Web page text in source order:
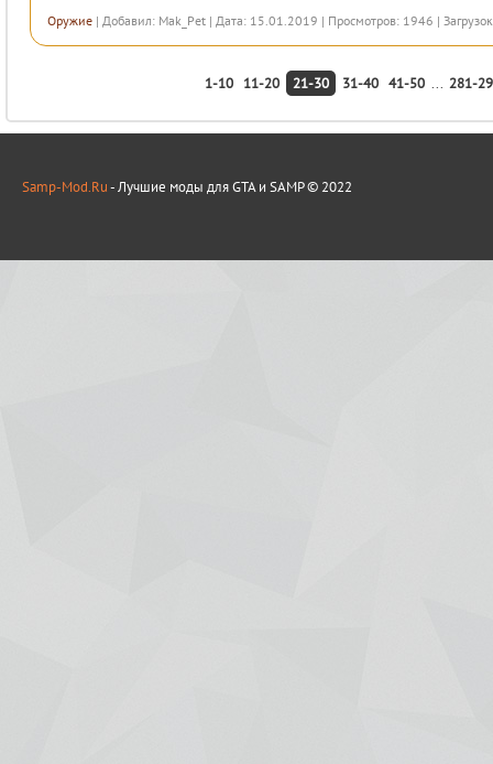
Оружие | Добавил: Mak_Pet | Дата: 15.01.2019 | Просмотров: 1946 |
1-10 11-20 21-30 31-40 41-50 ... 281-
Samp-Mod.Ru- Лучшие моды для GTA и SAMP © 2022